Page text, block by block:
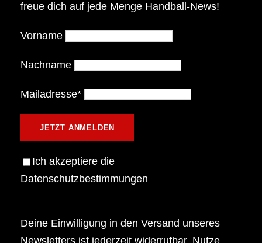
freue dich auf jede Menge Handball-News!
Vorname
Nachname
Mailadresse*
Ich akzeptiere die
Datenschutzbestimmungen
Deine Einwilligung in den Versand unseres
Newsletters ist jederzeit widerrufbar. Nutze